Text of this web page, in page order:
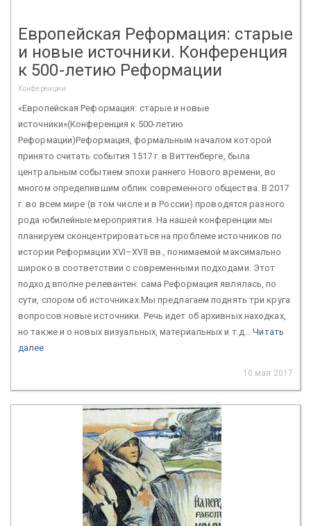
Европейская Реформация: старые
и новые источники. Конференция
к 500-летию Реформации
Конференции
«Европейская Реформация: старые и новые
источники»(Конференция к 500-летию
Реформации)Реформация, формальным началом которой
принято считать события 1517 г. в Виттенберге, была
центральным событием эпохи раннего Нового времени, во
многом определившим облик современного общества. В 2017
г. во всем мире (в том числе и в России) проводятся разного
рода юбилейные мероприятия. На нашей конференции мы
планируем сконцентрироваться на проблеме источников по
истории Реформации XVI–XVII вв., понимаемой максимально
широко в соответствии с современными подходами. Этот
подход вполне релевантен: сама Реформация являлась, по
сути, спором об источниках.Мы предлагаем поднять три круга
вопросов:новые источники. Речь идет об архивных находках,
но также и о новых визуальных, материальных и т.д...Читать
далее
10 мая 2017